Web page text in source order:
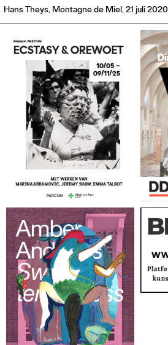
Hans Theys, Montagne de Miel, 21 juli 2020